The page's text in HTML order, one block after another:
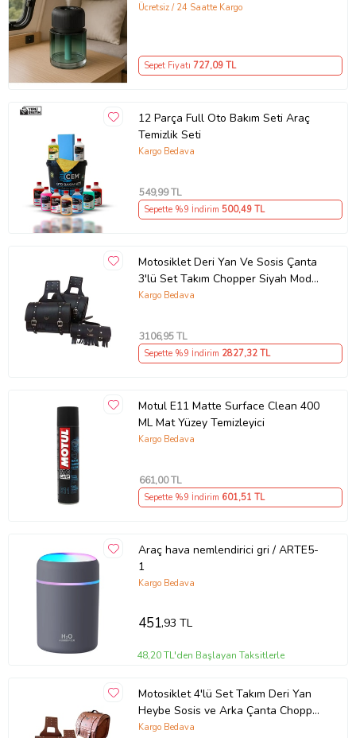
Ücretsiz / 24 Saatte Kargo
Sepet Fiyatı 727,09 TL
12 Parça Full Oto Bakım Seti Araç
Temizlik Seti
Kargo Bedava
549,99 TL
Sepette %9 İndirim 500,49 TL
Motosiklet Deri Yan Ve Sosis Çanta
3'lü Set Takım Chopper Siyah Model
Motor Çantası
Kargo Bedava
3106,95 TL
Sepette %9 İndirim 2827,32 TL
Motul E11 Matte Surface Clean 400
ML Mat Yüzey Temizleyici
Kargo Bedava
661,00 TL
Sepette %9 İndirim 601,51 TL
Araç hava nemlendirici gri / ARTE5-
1
Kargo Bedava
451,93 TL
48,20 TL'den Başlayan Taksitlerle
Motosiklet 4'lü Set Takım Deri Yan
Heybe Sosis ve Arka Çanta Chopper
Kahverengi Model Motor Çantası
Kargo Bedava